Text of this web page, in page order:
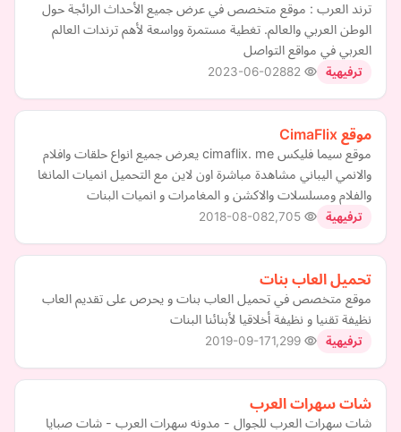
ترند العرب : موقع متخصص في عرض جميع الأحداث الرائجة حول
الوطن العربي والعالم. تغطية مستمرة وواسعة لأهم ترندات العالم
العربي في مواقع التواصل
ترفيهية 2023-06-02
موقع CimaFlix
موقع سيما فليكس cimaflix. me يعرض جميع انواع حلقات وافلام
والانمي اليباني مشاهدة مباشرة اون لاين مع التحميل انميات المانغا
والفلام ومسلسلات والاكشن و المغامرات و انميات البنات
ترفيهية 2018-08-08
تحميل العاب بنات
موقع متخصص في تحميل العاب بنات و يحرص على تقديم العاب
نظيفة تقنيا و نظيفة أخلاقيا لأبنائنا البنات
ترفيهية 2019-09-17
شات سهرات العرب
شات سهرات العرب للجوال - مدونه سهرات العرب - شات صبايا